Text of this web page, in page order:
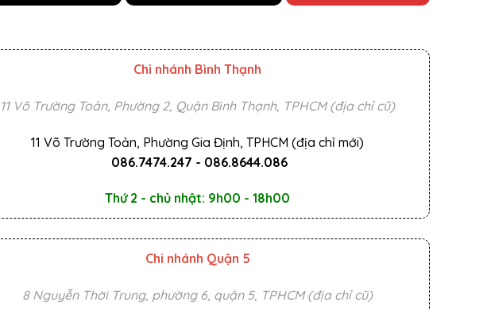
Chi nhánh Bình Thạnh
11 Võ Trường Toản, Phường 2, Quận Bình Thạnh, TPHCM (địa chỉ cũ)
11 Võ Trường Toản, Phường Gia Định, TPHCM (địa chỉ mới)
086.7474.247 - 086.8644.086
Thứ 2 - chủ nhật: 9h00 - 18h00
Chi nhánh Quận 5
8 Nguyễn Thời Trung, phường 6, quận 5, TPHCM (địa chỉ cũ)